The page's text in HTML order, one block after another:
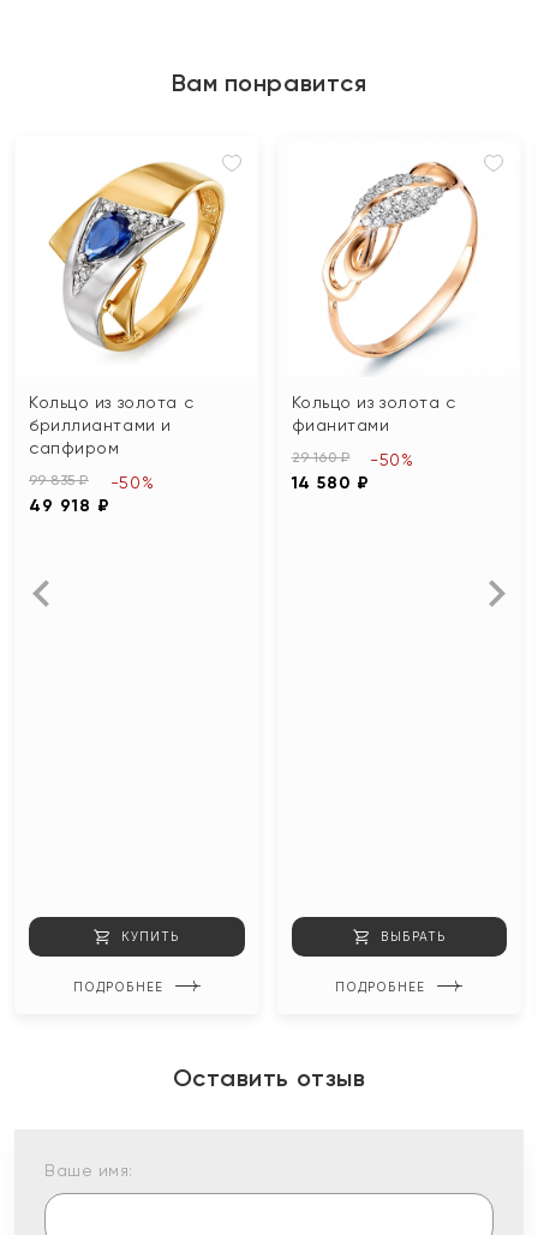
Вам понравится
Кольцо из золота с
бриллиантами и
сапфиром
99 835 ₽
49 918 ₽
-50%
КУПИТЬ
ПОДРОБНЕЕ
Кольцо из золота с
фианитами
29 160 ₽
14 580 ₽
-50%
ВЫБРАТЬ
ПОДРОБНЕЕ
Оставить отзыв
Ваше имя: